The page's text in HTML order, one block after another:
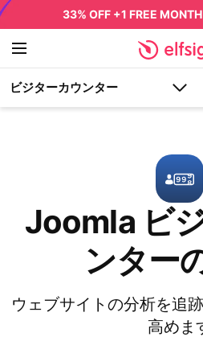
33% OFF +1 FREE MONTH
ビジターカウンター
Joomla ビ
ンター
ウェブサイトの分析を追
高めま